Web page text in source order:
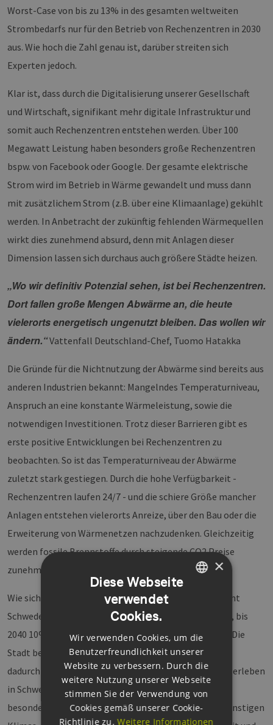
Worst-Case von bis zu 13% in des gesamten weltweiten
Strombedarfs nur für den Betrieb von Rechenzentren in 2030
aus. Wie hoch die Zahl genau ist, darüber streiten sich
Experten jedoch.
Klar ist, dass durch die Digitalisierung unserer Gesellschaft
und Wirtschaft, signifikant mehr digitale Infrastruktur und
somit auch Rechenzentren entstehen werden. Über 100
Megawatt Leistung haben besonders große Rechenzentren
bspw. von Facebook oder Google. Der gesamte elektrische
Strom wird im Betrieb in Wärme gewandelt und muss dann
mit zusätzlichem Strom (z.B. über eine Klimaanlage) gekühlt
werden. In Anbetracht der zukünftig fehlenden Wärmequellen
wirkt dies zunehmend absurd, denn mit Anlagen dieser
Dimension lassen sich durchaus auch größere Städte heizen.
„Wo wir definitiv Potenzial sehen, ist bei Rechenzentren.
Dort fallen große Mengen Abwärme an, die heute
vielerorts energetisch ungenutzt bleiben. Das wollen wir
ändern.“Vattenfall Deutschland-Chef, Tuomo Hatakka
Die Gründe für die Nichtnutzung der Abwärme sind bereits aus
anderen Industrien bekannt: Mangelndes Temperaturniveau,
Anspruch an eine konstante Wärmeleistung, sowie die
notwendigen Investitionen. Trotz dieser Barrieren gibt es
erste positive Entwicklungen bei Rechenzentren zu
beobachten. So ist das Temperaturniveau der Abwärme
zuletzt stark gestiegen. Durch die hohe Verfügbarkeit -
Rechenzentren laufen 24/7 - und die schiere Größe mancher
Anlagen entstehen vielerorts Anreize, über den Bau oder die
Erweiterung von Wärmenetzen nachzudenken. Gleichzeitig
werden fossile Brennstoffe durch steigende CO2 Preise
zunehmend unrentabel.
Wie sich dieses Konzept konkret umsetzen lässt, macht
Schweden vor. Stockholm hat es sich zum Ziel gesetzt, bis
2040 10% der Wärme aus Rechenzentren zu beziehen. Die
Stadt bezahlt für die Abwärme und der Betreiber kann
dadurch seine Betriebskosten senken. Rechenzentren erleben
in Schweden und anderen skandinavischen Ländern ein
besonders starkes Wachstum - nicht nur wegen des günstigen
GERMAN
×
Diese Webseite
verwendet
Cookies.
Wir verwenden Cookies, um die
Benutzerfreundlichkeit unserer
Website zu verbessern. Durch die
weitere Nutzung unserer Webseite
stimmen Sie der Verwendung von
Cookies gemäß unserer Cookie-
Richtlinie zu. Weitere Informationen